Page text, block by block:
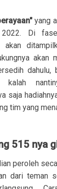
yang
Di
akan
akan
dahulu,
kalah
saja
tim yang
515 nya
peroleh
dari teman